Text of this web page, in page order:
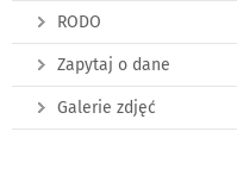
RODO
Zapytaj o dane
Galerie zdjęć